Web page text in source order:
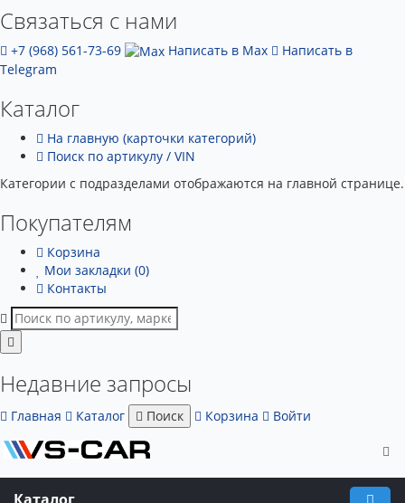
Связаться с нами
+7 (968) 561-73-69 Написать в Max
Написать в
Telegram
Каталог
На главную (карточки категорий)
Поиск по артикулу / VIN
Категории с подразделами отображаются на главной странице.
Покупателям
Корзина
Мои закладки (0)
Контакты
Недавние запросы
Главная Каталог Поиск Корзина Войти